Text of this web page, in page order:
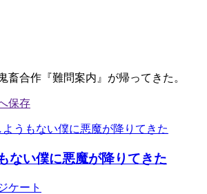
畜合作『難問案内』が帰ってきた。
ない僕に悪魔が降りてきた
ケート